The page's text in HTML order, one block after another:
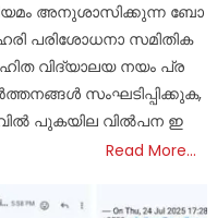
അ​​നു​​ശാ​​സി​​ക്കു​​ന്ന ബോ​​
പ​​രി​​ശോ​​ധ​​നാ സ​​മി​​തി​​ക​​
വി​​ദ്യാ​​ല​​യ ന​​യം പ്ര​​
സം​​ഘ​​ടി​​പ്പി​​ക്കു​​ക,
പു​​ക​​യി​​ല വി​​ല്‍​പ​​ന ഇ​​
Read More…